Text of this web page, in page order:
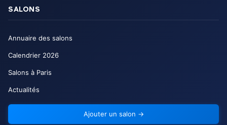
SALONS
Annuaire des salons
Calendrier 2026
Salons à Paris
Actualités
Ajouter un salon →